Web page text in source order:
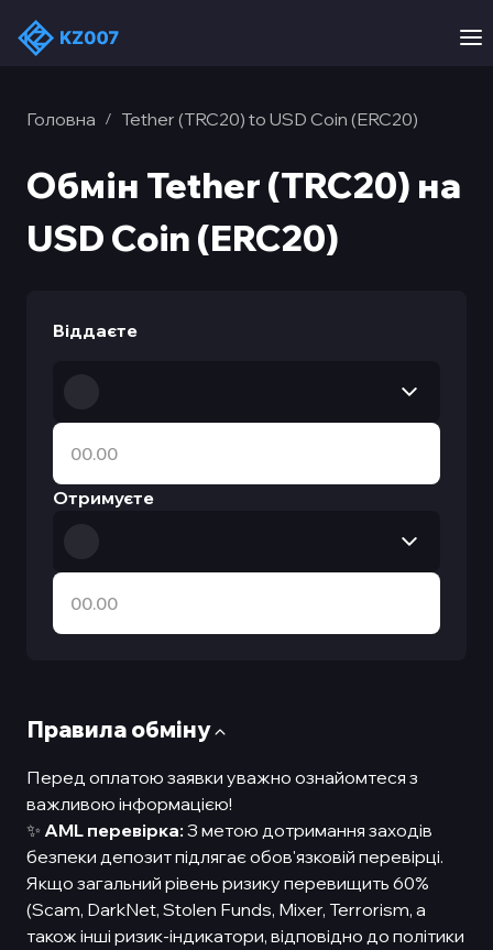
Головна / Tether (TRC20) to USD Coin (ERC20)
Обмін Tether (TRC20) на
USD Coin (ERC20)
Правила обмiну
Перед оплатою заявки уважно ознайомтеся з
важливою інформацією!
✨ AML перевірка: З метою дотримання заходів
безпеки депозит підлягає обов'язковій перевірці.
Якщо загальний рівень ризику перевищить 60%
(Scam, DarkNet, Stolen Funds, Mixer, Terrorism, а
також інші ризик-індикатори, відповідно до політики
Віддаєте
Отримуєте